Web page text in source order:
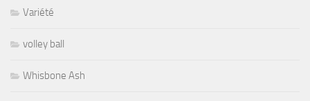
Variété
volley ball
Whisbone Ash